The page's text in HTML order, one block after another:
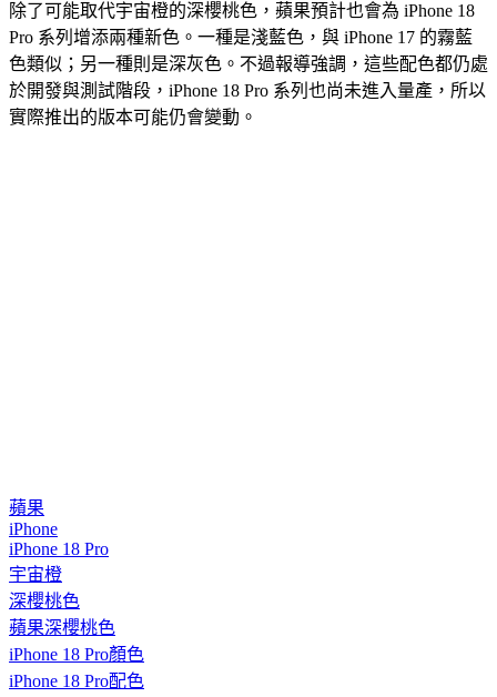
Pro 系列增添兩種新色。一種是淺藍色，與 iPhone 17 的霧藍
色類似；另一種則是深灰色。不過報導強調，這些配色都仍處
於開發與測試階段，iPhone 18 Pro 系列也尚未進入量產，所以
實際推出的版本可能仍會變動。
iPhone
iPhone 18 Pro
宇宙橙
深櫻桃色
蘋果深櫻桃色
iPhone 18 Pro顏色
iPhone 18 Pro配色
iPhone櫻桃色